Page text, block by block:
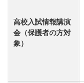
高校入試情報講演
会（保護者の方対
象）